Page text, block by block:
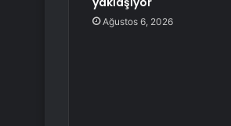
Ağustos 6, 2026